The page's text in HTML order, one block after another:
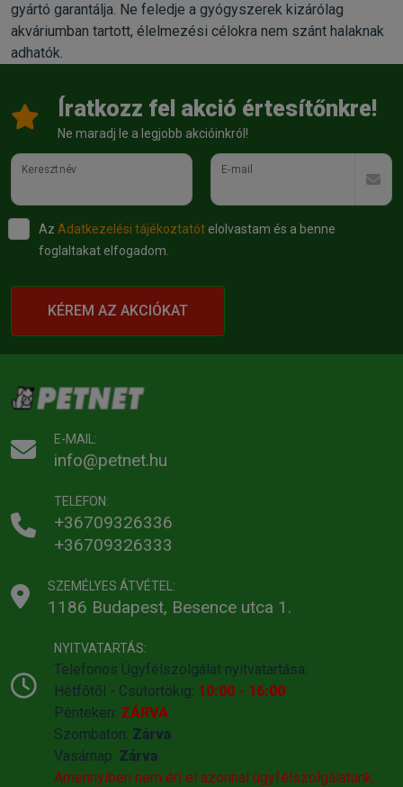
gyártó garantálja. Ne feledje a gyógyszerek kizárólag
akváriumban tartott, élelmezési célokra nem szánt halaknak
adhatók.
Íratkozz fel akció értesítőnkre!
Ne maradj le a legjobb akcióinkról!
Keresztnév E-mail
Az Adatkezelési tájékoztatót elolvastam és a benne
foglaltakat elfogadom.
KÉREM AZ AKCIÓKAT
E-MAIL:
info@petnet.hu
TELEFON:
+36709326336
+36709326333
SZEMÉLYES ÁTVÉTEL:
1186 Budapest, Besence utca 1.
NYITVATARTÁS:
Telefonos Ügyfélszolgálat nyitvatartása:
Hétfőtől - Csütörtökig: 10:00 - 16:00
Pénteken: ZÁRVA
Szombaton: Zárva
Vasárnap: Zárva
Amennyiben nem éri el azonnal ügyfélszolgálatunk,